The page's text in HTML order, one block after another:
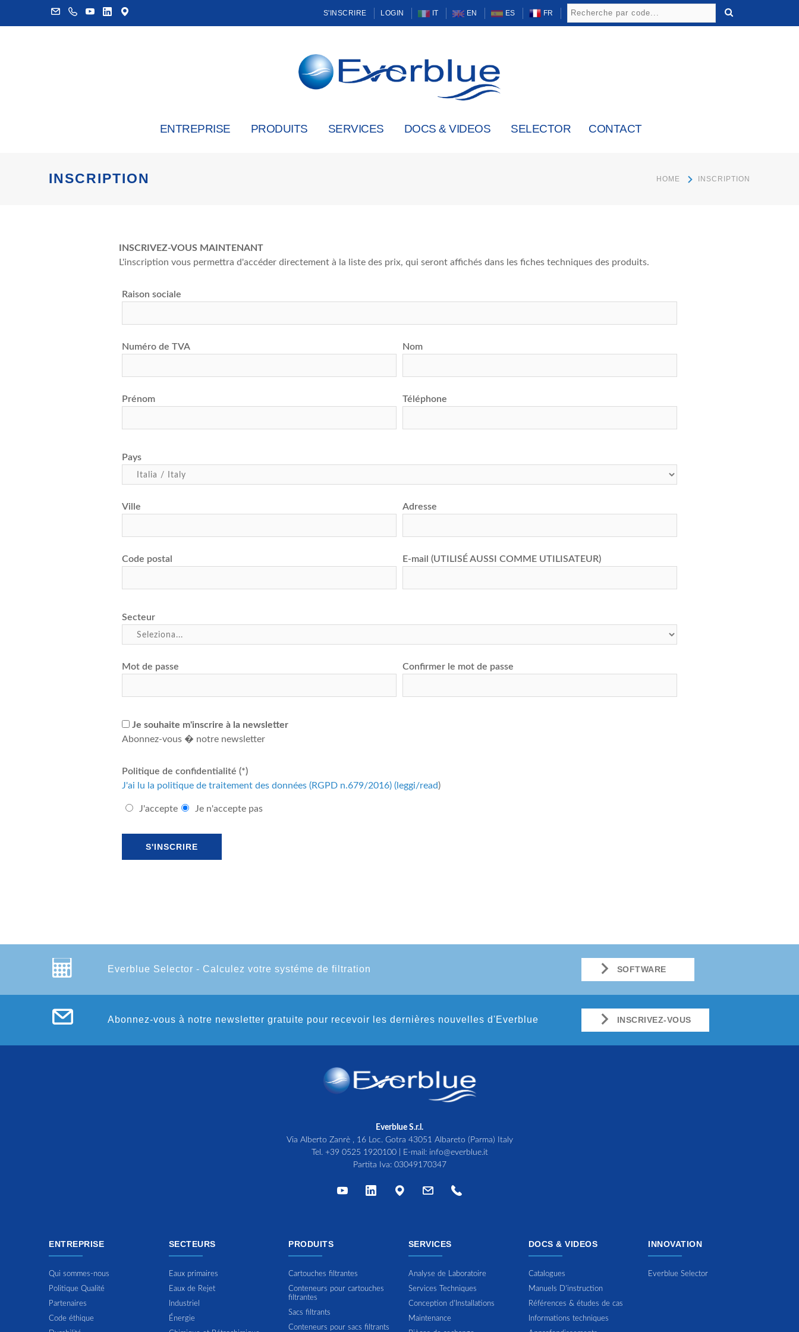
S'INSCRIRE LOGIN IT EN ES FR
ENTREPRISE PRODUITS SERVICES DOCS & VIDEOS SELECTOR CONTACT
INSCRIPTION HOME INSCRIPTION
INSCRIVEZ-VOUS MAINTENANT
L'inscription vous permettra d'accéder directement à la liste des prix, qui seront affichés dans les fiches techniques des produits.
Raison sociale
Numéro de TVA Nom
Prénom Téléphone
Pays
Ville Adresse
Code postal E-mail (UTILISÉ AUSSI COMME UTILISATEUR)
Secteur
Mot de passe Confirmer le mot de passe
Je souhaite m'inscrire à la newsletter
Abonnez-vous � notre newsletter
Politique de confidentialité (*)
J'ai lu la politique de traitement des données (RGPD n.679/2016) (leggi/read)
J'accepte Je n'accepte pas
Everblue Selector - Calculez votre systéme de filtration SOFTWARE
Abonnez-vous à notre newsletter gratuite pour recevoir les dernières nouvelles d'Everblue INSCRIVEZ-VOUS
Everblue S.r.l.
Via Alberto Zanrè , 16 Loc. Gotra 43051 Albareto (Parma) Italy
Tel. +39 0525 1920100| E-mail: info@everblue.it
Partita Iva: 03049170347
ENTREPRISE
Qui sommes-nous
Politique Qualité
Partenaires
Code éthique
SECTEURS
Eaux primaires
Eaux de Rejet
Industriel
Énergie
PRODUITS
Cartouches filtrantes
Conteneurs pour cartouches
filtrantes
Sacs filtrants
Conteneurs pour sacs filtrants
SERVICES
Analyse de Laboratoire
Services Techniques
Conception d'Installations
Maintenance
DOCS & VIDEOS
Catalogues
Manuels D'instruction
Références & études de cas
Informations techniques
INNOVATION
Everblue Selector